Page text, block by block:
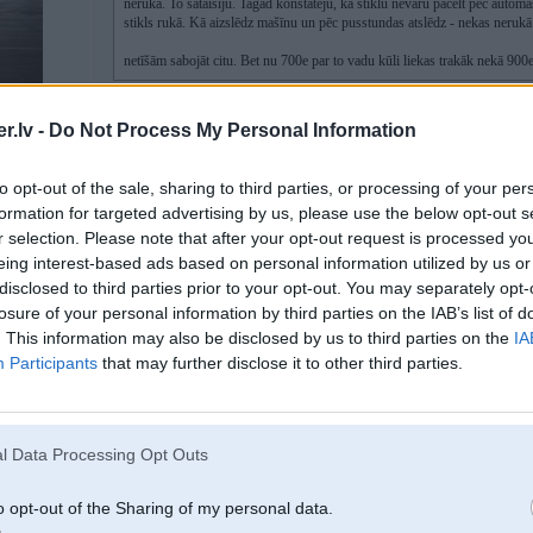
- Do Not Process My Personal Information
opt-out of the sale, sharing to third parties, or processing of your
for targeted advertising by us, please use the below opt-out
selection. Please note that after your opt-out request is processed
interest-based ads based on personal information utilized by us
to third parties prior to your opt-out. You may separately
of your personal information by third parties on the IAB’s list of
This information may also be disclosed by us to third parties on the
Participants that may further disclose it to other third parties.
Data Processing Opt Outs
opt-out of the Sharing of my personal data.
nerukā. To sataisīju. Tagad konstatēju, ka stiklu nevaru pacelt pēc
stikls rukā. Kā aizslēdz mašīnu un pēc pusstundas atslēdz - nekas
netīšām sabojāt citu. Bet nu 700e par to vadu kūli liekas trakāk nekā
Ēbaj
18 Dec 2019, 14:17:35 @Starisrakstīja:
700e par neizturīgiem vadiem? Tur vadības bloks kāds bij iekļauts?
Man pazuda pirms gada elektrība vienam miglas lukturim. To sataisīju.
nerukā. To sataisīju. Tagad konstatēju, ka stiklu nevaru pacelt pēc
stikls rukā. Kā aizslēdz mašīnu un pēc pusstundas atslēdz - nekas
netīšām sabojāt citu. Bet nu 700e par to vadu kūli liekas trakāk nekā
nē tikai remonta kabelis ar štepseļiem...